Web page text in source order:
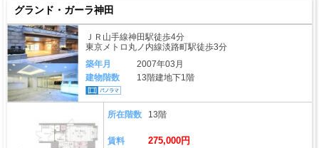
グランド・ガーラ神田
ＪＲ山手線神田駅徒歩4分
東京メトロ丸ノ内線淡路町駅徒歩3分
築年月
2007年03月
建物階数
13階建地下1階
所在階数 13階
賃料 275,000円